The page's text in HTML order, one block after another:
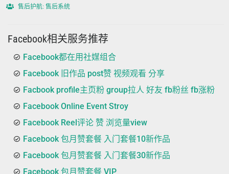
售后护航: 售后系统
Facebook相关服务推荐
Facebook都在用社媒组合
Facebook 旧作品 post赞 视频观看 分享
Facbook profile主页粉 group拉人 好友 fb粉丝 fb涨粉
Facebook Online Event Stroy
Facebook Reel评论 赞 浏览量view
Facebook 包月赞套餐 入门套餐10新作品
Facebook 包月赞套餐 入门套餐30新作品
Facebook 包月赞套餐 VIP